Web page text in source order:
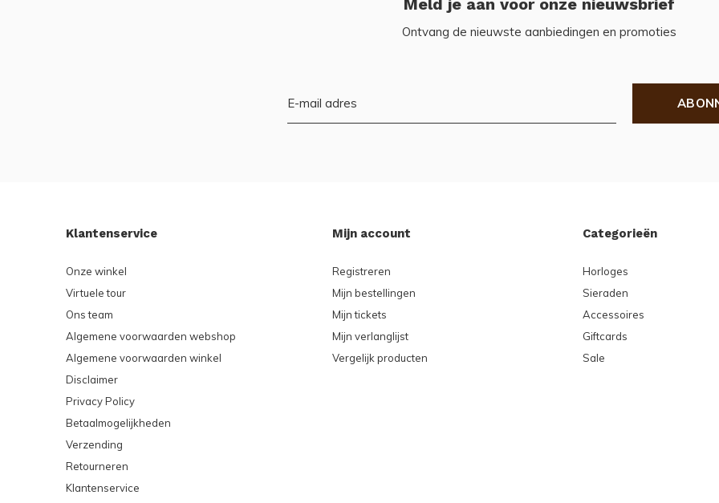
Meld je aan voor onze nieuwsbrief
Ontvang de nieuwste aanbiedingen en promoties
Klantenservice
Onze winkel
Virtuele tour
Ons team
Algemene voorwaarden webshop
Algemene voorwaarden winkel
Disclaimer
Privacy Policy
Betaalmogelijkheden
Verzending
Retourneren
Klantenservice
Mijn account
Registreren
Mijn bestellingen
Mijn tickets
Mijn verlanglijst
Vergelijk producten
Categorieën
Horloges
Sieraden
Accessoires
Giftcards
Sale